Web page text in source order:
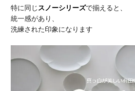
特に同じスノーシリーズで揃えると、
統一感があり、
洗練された印象になります